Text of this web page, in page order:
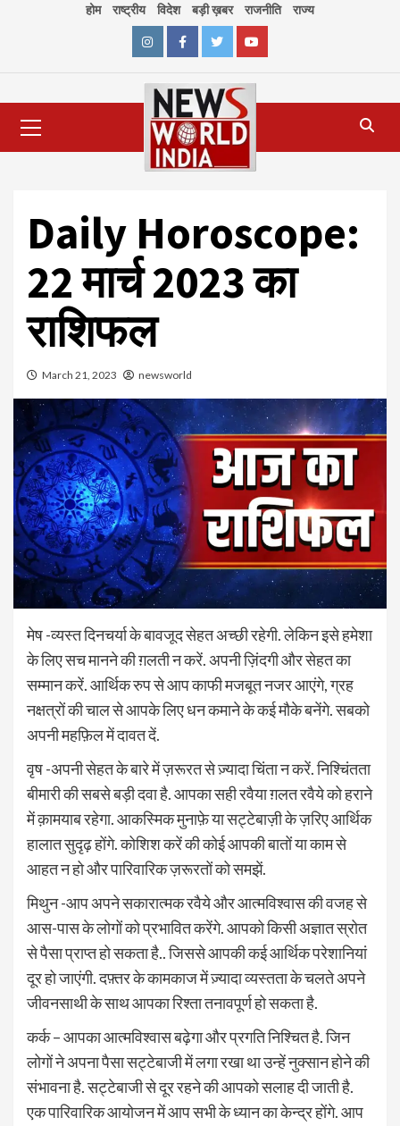
होम राष्ट्रीय विदेश बड़ी ख़बर राजनीति राज्य
InstagramFacebookTwitterYoutube
Menu
Daily Horoscope:
22 मार्च 2023 का
राशिफल
March 21, 2023 newsworld
मेष -व्यस्त दिनचर्या के बावजूद सेहत अच्छी रहेगी. लेकिन इसे हमेशा
के लिए सच मानने की ग़लती न करें. अपनी ज़िंदगी और सेहत का
सम्मान करें. आर्थिक रुप से आप काफी मजबूत नजर आएंगे, ग्रह
नक्षत्रों की चाल से आपके लिए धन कमाने के कई मौके बनेंगे. सबको
अपनी महफ़िल में दावत दें.
वृष -अपनी सेहत के बारे में ज़रूरत से ज़्यादा चिंता न करें. निश्चिंतता
बीमारी की सबसे बड़ी दवा है. आपका सही रवैया ग़लत रवैये को हराने
में क़ामयाब रहेगा. आकस्मिक मुनाफ़े या सट्टेबाज़ी के ज़रिए आर्थिक
हालात सुदृढ़ होंगे. कोशिश करें की कोई आपकी बातों या काम से
आहत न हो और पारिवारिक ज़रूरतों को समझें.
मिथुन -आप अपने सकारात्मक रवैये और आत्मविश्वास की वजह से
आस-पास के लोगों को प्रभावित करेंगे. आपको किसी अज्ञात स्रोत
से पैसा प्राप्त हो सकता है.. जिससे आपकी कई आर्थिक परेशानियां
दूर हो जाएंगी. दफ़्तर के कामकाज में ज़्यादा व्यस्तता के चलते अपने
जीवनसाथी के साथ आपका रिश्ता तनावपूर्ण हो सकता है.
कर्क – आपका आत्मविश्वास बढ़ेगा और प्रगति निश्चित है. जिन
लोगों ने अपना पैसा सट्टेबाजी में लगा रखा था उन्हें नुक्सान होने की
संभावना है. सट्टेबाजी से दूर रहने की आपको सलाह दी जाती है.
एक पारिवारिक आयोजन में आप सभी के ध्यान का केन्द्र होंगे. आप